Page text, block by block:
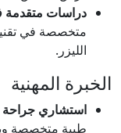
دراسات متقدمة
متخصصة في
الليزر.
الخبرة المهنية
استشاري جراحة
طبية متخصصة